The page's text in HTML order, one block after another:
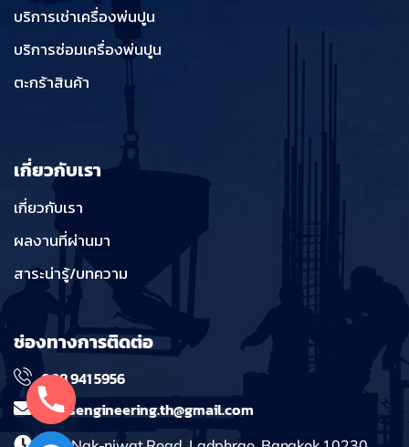
บริการเช่าเครื่องพ่นปูน
บริการซ่อมเครื่องพ่นปูน
ตะกร้าสินค้า
เกี่ยวกับเรา
เกี่ยวกับเรา
ผลงานที่ผ่านมา
สาระน่ารู้/บทความ
ช่องทางการติดต่อ
098 941 5956
massengineering.th@gmail.com